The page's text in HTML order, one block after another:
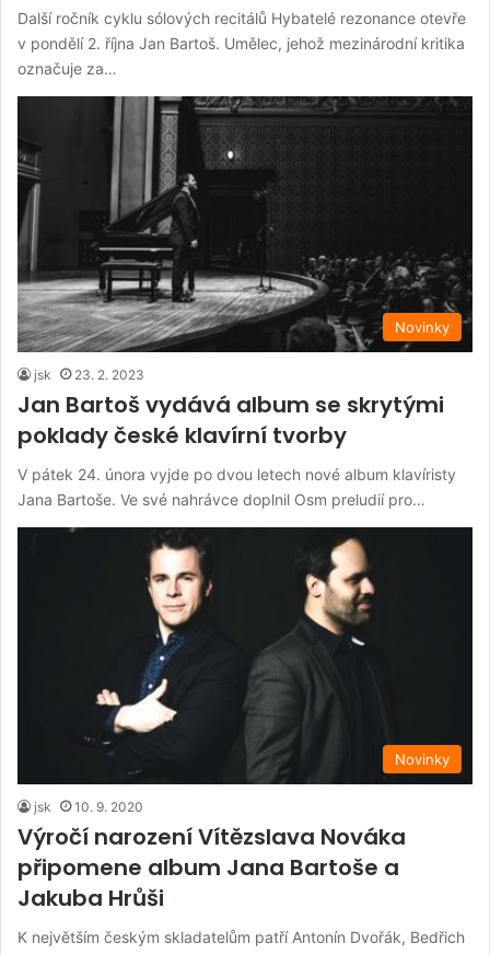
Další ročník cyklu sólových recitálů Hybatelé rezonance otevře
v pondělí 2. října Jan Bartoš. Umělec, jehož mezinárodní kritika
označuje za…
Novinky
jsk 23. 2. 2023
Jan Bartoš vydává album se skrytými
poklady české klavírní tvorby
V pátek 24. února vyjde po dvou letech nové album klavíristy
Jana Bartoše. Ve své nahrávce doplnil Osm preludií pro…
Novinky
jsk 10. 9. 2020
Výročí narození Vítězslava Nováka
připomene album Jana Bartoše a
Jakuba Hrůši
K největším českým skladatelům patří Antonín Dvořák, Bedřich